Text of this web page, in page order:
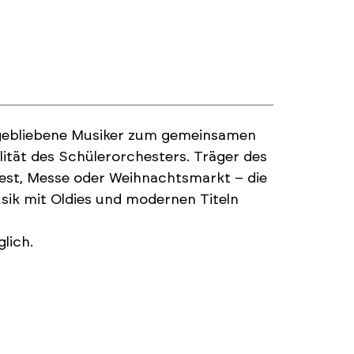
Musiker zum gemeinsamen
des Schülerorchesters. Träger des
Messe oder Weihnachtsmarkt – die
mit Oldies und modernen Titeln